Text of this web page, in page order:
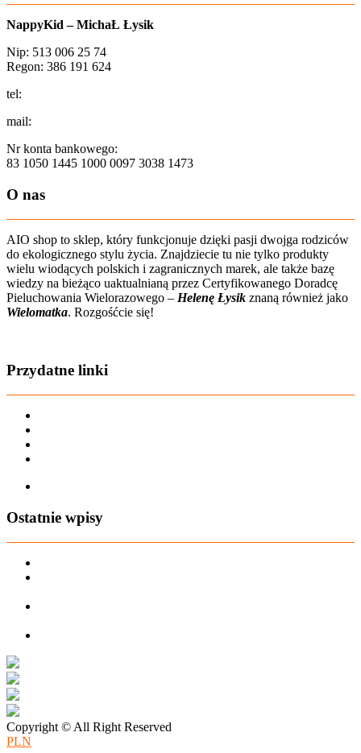
NappyKid – MichaŁ Łysik
Nip: 513 006 25 74
Regon: 386 191 624
tel:
mail:
Nr konta bankowego:
83 1050 1445 1000 0097 3038 1473
O nas
AIO shop to sklep, który funkcjonuje dzięki pasji dwojga rodziców
do ekologicznego stylu życia. Znajdziecie tu nie tylko produkty
wielu wiodących polskich i zagranicznych marek, ale także bazę
wiedzy na bieżąco uaktualnianą przez Certyfikowanego Doradcę
Pieluchowania Wielorazowego – Helenę Łysik znaną również jako
Wielomatka. Rozgośćcie się!
Przydatne linki
Ostatnie wpisy
Copyright © All Right Reserved
PLN